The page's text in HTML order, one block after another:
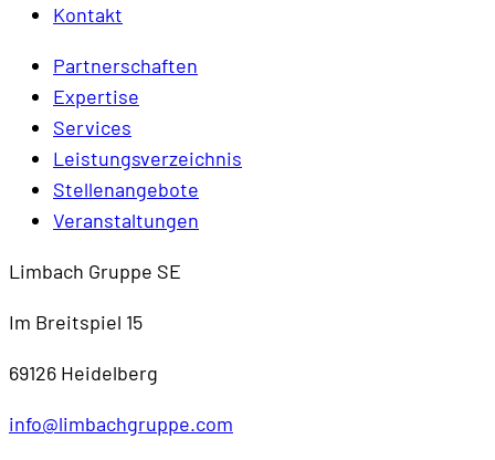
Kontakt
Partnerschaften
Expertise
Services
Leistungsverzeichnis
Stellenangebote
Veranstaltungen
Limbach Gruppe SE
Im Breitspiel 15
69126 Heidelberg
info@limbachgruppe.com